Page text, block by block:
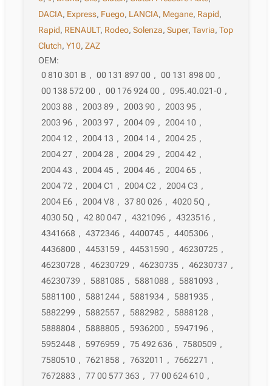
DACIA, Express, Fuego, LANCIA, Megane, Rapid,
Rapid, RENAULT, Rodeo,Solenza,Super,Tavria,Top
Clutch,Y10,ZAZ
OEM:
0 810 301 B , 00 131 897 00 , 00 131 898 00 ,
00 138 572 00 , 00 176 924 00 , 095.40.021-0 ,
2003 88 , 2003 89 , 2003 90 , 2003 95 ,
2003 96 , 2003 97 , 2004 09 , 2004 10 ,
2004 12 , 2004 13 , 2004 14 , 2004 25 ,
2004 27 , 2004 28 , 2004 29 , 2004 42 ,
2004 43 , 2004 45 , 2004 46 , 2004 65 ,
2004 72 , 2004 C1 , 2004 C2 , 2004 C3 ,
2004 E6 , 2004 V8 , 37 80 026 , 4020 5Q ,
4030 5Q , 42 80 047 , 4321096 , 4323516 ,
4341668 , 4372346 , 4400745 , 4405306 ,
4436800 , 4453159 , 44531590 , 46230725 ,
46230728 , 46230729 , 46230735 , 46230737 ,
46230739 , 5881085 , 5881088 , 5881093 ,
5881100 , 5881244 , 5881934 , 5881935 ,
5882299 , 5882557 , 5882982 , 5888128 ,
5888804 , 5888805 , 5936200 , 5947196 ,
5952448 , 5976959 , 75 492 636 , 7580509 ,
7580510 , 7621858 , 7632011 , 7662271 ,
7672883 , 77 00 577 363 , 77 00 624 610 ,